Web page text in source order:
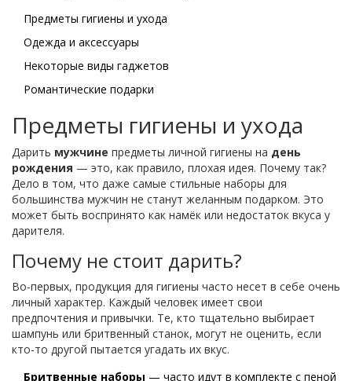
Предметы гигиены и ухода
Одежда и аксессуары
Некоторые виды гаджетов
Романтические подарки
Предметы гигиены и ухода
Дарить мужчине предметы личной гигиены на день
рождения — это, как правило, плохая идея. Почему так?
Дело в том, что даже самые стильные наборы для
большинства мужчин не станут желанным подарком. Это
может быть воспринято как намёк или недостаток вкуса у
дарителя.
Почему не стоит дарить?
Во-первых, продукция для гигиены часто несет в себе очень
личный характер. Каждый человек имеет свои
предпочтения и привычки. Те, кто тщательно выбирает
шампунь или бритвенный станок, могут не оценить, если
кто-то другой пытается угадать их вкус.
Бритвенные наборы — часто идут в комплекте с пеной